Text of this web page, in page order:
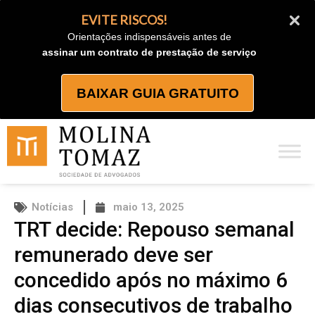
EVITE RISCOS!
Orientações indispensáveis antes de
assinar um contrato de prestação de serviço
BAIXAR GUIA GRATUITO
Notícias maio 13, 2025
TRT decide: Repouso semanal
remunerado deve ser
concedido após no máximo 6
dias consecutivos de trabalho